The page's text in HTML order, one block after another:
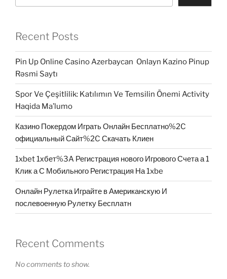
Recent Posts
Pin Up Online Casino Azerbaycan ️ Onlayn Kazino Pinup
Rəsmi Saytı
Spor Ve Çeşitlilik: Katılımın Ve Temsilin Önemi Activity
Haqida Ma’lumo
Казино Покердом Играть Онлайн Бесплатно%2C
официальный Сайт%2C Скачать Клиен
1xbet 1хбет%3A Регистрация нового Игрового Счета а 1
Клик а С Мобильного Регистрация На 1xbe
Онлайн Рулетка Играйте в Американскую И
послевоенную Рулетку Бесплатн
Recent Comments
No comments to show.